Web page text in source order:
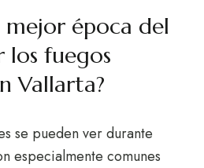
mejor época del
los fuegos
Vallarta?
se pueden ver durante
especialmente comunes